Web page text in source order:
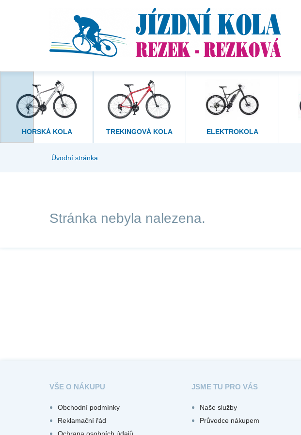
HORSKÁ KOLA TREKINGOVÁ KOLA ELEKTROKOLA
Úvodní stránka
Stránka nebyla nalezena.
VŠE O NÁKUPU
Obchodní podmínky
Reklamační řád
JSME TU PRO VÁS
Naše služby
Průvodce nákupem